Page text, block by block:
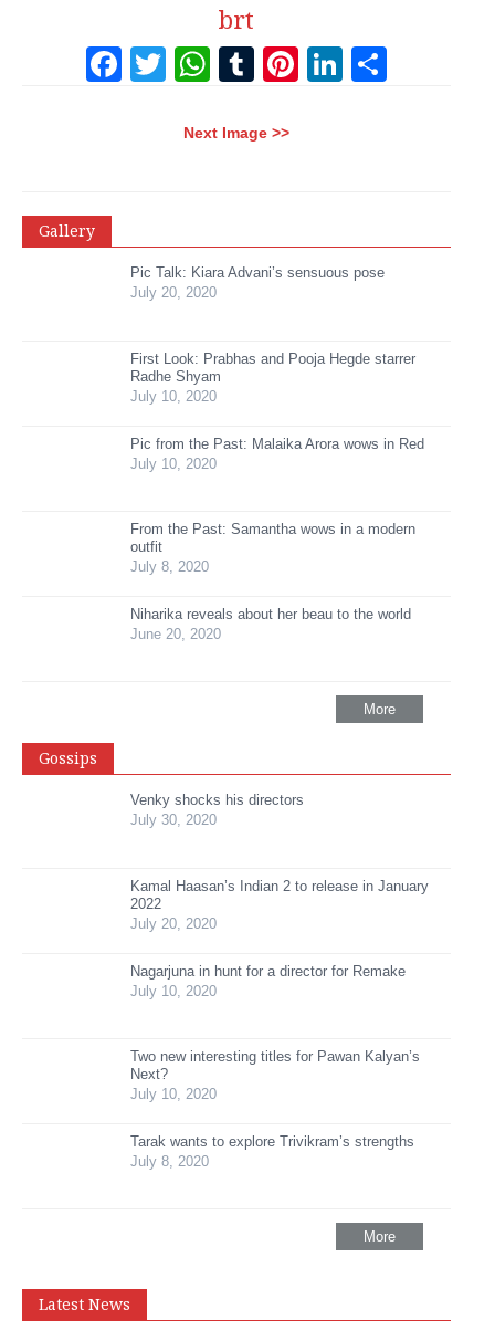
brt
Facebook
Twitter
WhatsApp
Tumblr
Pinterest
Next Image >>
Gallery
Pic Talk: Kiara Advani’s sensuous pose
July 20, 2020
First Look: Prabhas and Pooja Hegde starrer
Radhe Shyam
July 10, 2020
Pic from the Past: Malaika Arora wows in Red
July 10, 2020
From the Past: Samantha wows in a modern
outfit
July 8, 2020
Niharika reveals about her beau to the world
June 20, 2020
More
Gossips
Venky shocks his directors
July 30, 2020
Kamal Haasan’s Indian 2 to release in January
2022
July 20, 2020
Nagarjuna in hunt for a director for Remake
July 10, 2020
Two new interesting titles for Pawan Kalyan’s
Next?
July 10, 2020
Tarak wants to explore Trivikram’s strengths
July 8, 2020
More
Latest News